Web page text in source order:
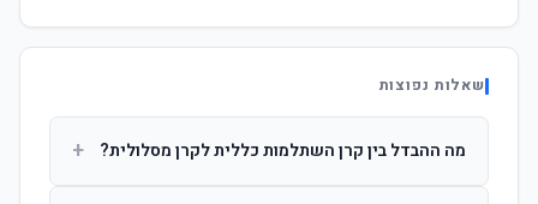
שאלות נפוצות
מה ההבדל בין קרן השתלמות כללית לקרן מסלולית? +